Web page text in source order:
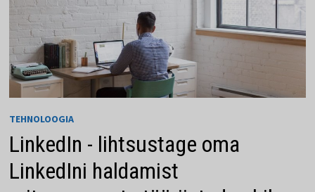
TEHNOLOOGIA
LinkedIn - lihtsustage oma
LinkedIni haldamist